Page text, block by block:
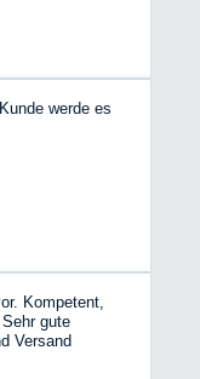
erklärt,
netter und
die eifrigen
werde es
Kompetent,
gute
Versand